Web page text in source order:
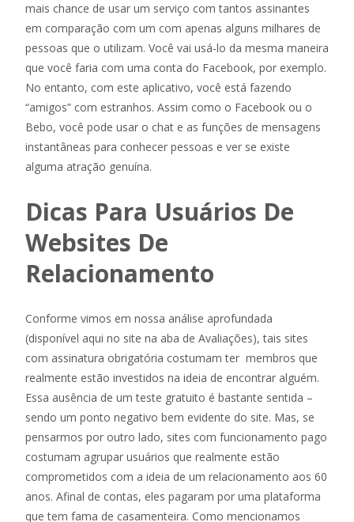
mais chance de usar um serviço com tantos assinantes
em comparação com um com apenas alguns milhares de
pessoas que o utilizam. Você vai usá-lo da mesma maneira
que você faria com uma conta do Facebook, por exemplo.
No entanto, com este aplicativo, você está fazendo
“amigos” com estranhos. Assim como o Facebook ou o
Bebo, você pode usar o chat e as funções de mensagens
instantâneas para conhecer pessoas e ver se existe
alguma atração genuína.
Dicas Para Usuários De
Websites De
Relacionamento
Conforme vimos em nossa análise aprofundada
(disponível aqui no site na aba de Avaliações), tais sites
com assinatura obrigatória costumam ter membros que
realmente estão investidos na ideia de encontrar alguém.
Essa ausência de um teste gratuito é bastante sentida –
sendo um ponto negativo bem evidente do site. Mas, se
pensarmos por outro lado, sites com funcionamento pago
costumam agrupar usuários que realmente estão
comprometidos com a ideia de um relacionamento aos 60
anos. Afinal de contas, eles pagaram por uma plataforma
que tem fama de casamenteira. Como mencionamos